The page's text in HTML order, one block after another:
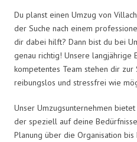
Du planst einen Umzug von
der Suche nach einem
dir dabei hilft? Dann bist du bei
genau richtig! Unsere langjährige
kompetentes Team stehen dir zur
reibungslos und stressfrei wie
Unser Umzugsunternehmen
der speziell auf deine
Planung über die Organisation